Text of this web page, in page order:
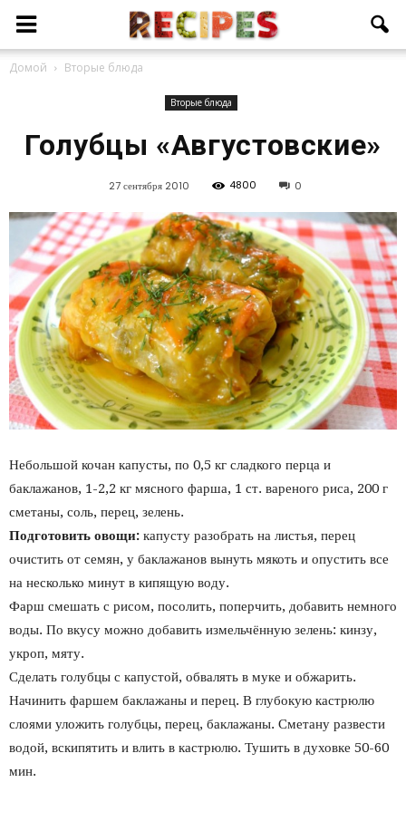
Домой Вторые блюда
Вторые блюда
Голубцы «Августовские»
27 сентября 2010 4800 0
Небольшой кочан капусты, по 0,5 кг сладкого перца и
баклажанов, 1-2,2 кг мясного фарша, 1 ст. вареного риса, 200 г
сметаны, соль, перец, зелень.
Подготовить овощи: капусту разобрать на листья, перец
очистить от семян, у баклажанов вынуть мякоть и опустить все
на несколько минут в кипящую воду.
Фарш смешать с рисом, посолить, поперчить, добавить немного
воды. По вкусу можно добавить измельчённую зелень: кинзу,
укроп, мяту.
Сделать голубцы с капустой, обвалять в муке и обжарить.
Начинить фаршем баклажаны и перец. В глубокую кастрюлю
слоями уложить голубцы, перец, баклажаны. Сметану развести
водой, вскипятить и влить в кастрюлю. Тушить в духовке 50-60
мин.